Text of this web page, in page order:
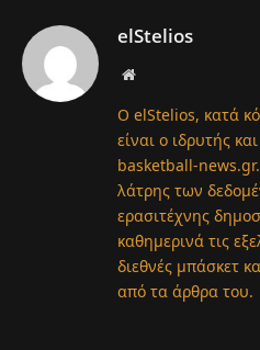
elStelios
Website
Ο elStelios, κατά
είναι ο ιδρυτής
basketball-
λάτρης των
ερασιτέχνης
καθημερινά τις
διεθνές μπάσκετ
από τα άρθρα του.